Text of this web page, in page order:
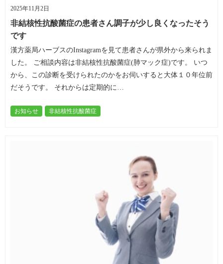
2025年11月2日
非結核性抗酸菌症の患者さん調子が少し良くなったそう
です
漢方薬局ハーブスのInstagramを見て患者さんが県外から来られま
した。 ご相談内容は非結核性抗酸菌症(肺マック症)です。 いつ
から、この診断を受けられたのかをお伺いすると大体１０年位前
だそうです。 それからは定期的に…
お知らせ 非結核性抗酸菌症